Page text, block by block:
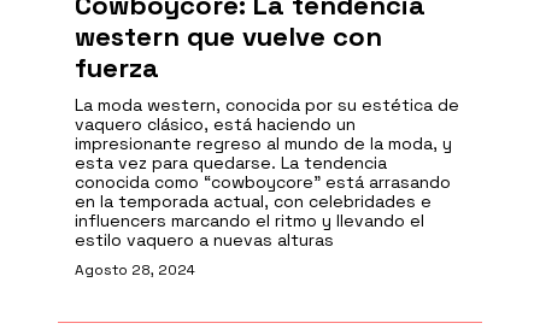
western que vuelve con
fuerza
La moda western, conocida por su estética de
vaquero clásico, está haciendo un
impresionante regreso al mundo de la moda, y
esta vez para quedarse. La tendencia
conocida como “cowboycore” está arrasando
en la temporada actual, con celebridades e
influencers marcando el ritmo y llevando el
estilo vaquero a nuevas alturas
Agosto 28, 2024